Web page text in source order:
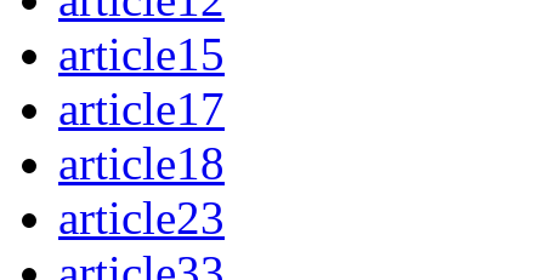
article15
article17
article18
article23